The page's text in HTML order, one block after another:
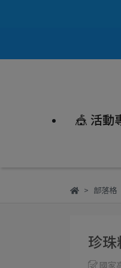
🎪 活動
部落格
珍
國家